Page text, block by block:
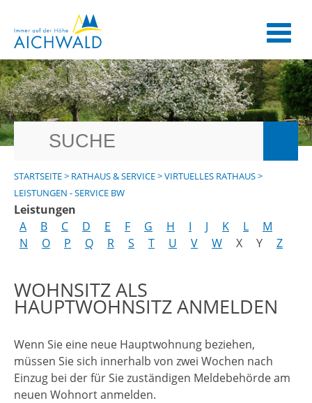
STARTSEITE> RATHAUS & SERVICE>VIRTUELLES RATHAUS>
LEISTUNGEN - SERVICE BW
Leistungen
A
B C D E F G H I J K L
M
N
O P Q R S T U V W X Y Z
WOHNSITZ ALS
HAUPTWOHNSITZ ANMELDEN
Wenn Sie eine neue Hauptwohnung beziehen,
müssen Sie sich innerhalb von zwei Wochen nach
Einzug bei der für Sie zuständigen Meldebehörde am
neuen Wohnort anmelden.